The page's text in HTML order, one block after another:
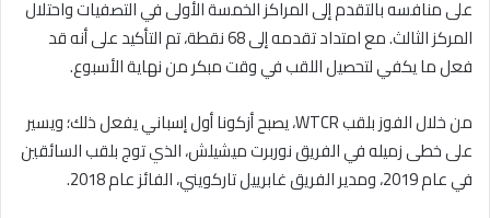
على منافسه بالتقدم إلى المراكز الخمسة الأولى في التصفيات واحتلال
المركز الثالث. مع امتداد تقدمه إلى 68 نقطة، تم التأكيد على أنه قد
فعل ما يكفي لتحصيل اللقب في وقت مبكر من نهاية الأسبوع.
من خلال الفوز بلقب WTCR، يصبح أزكونا أول إسباني يفعل ذلك؛ ويسير
على خطى زميله في الفريق نوربرت ميشيلش، الذي توج بلقب السائقين
في عام 2019، ومدير الفريق غابرييل تاركويني، الفائز عام 2018.